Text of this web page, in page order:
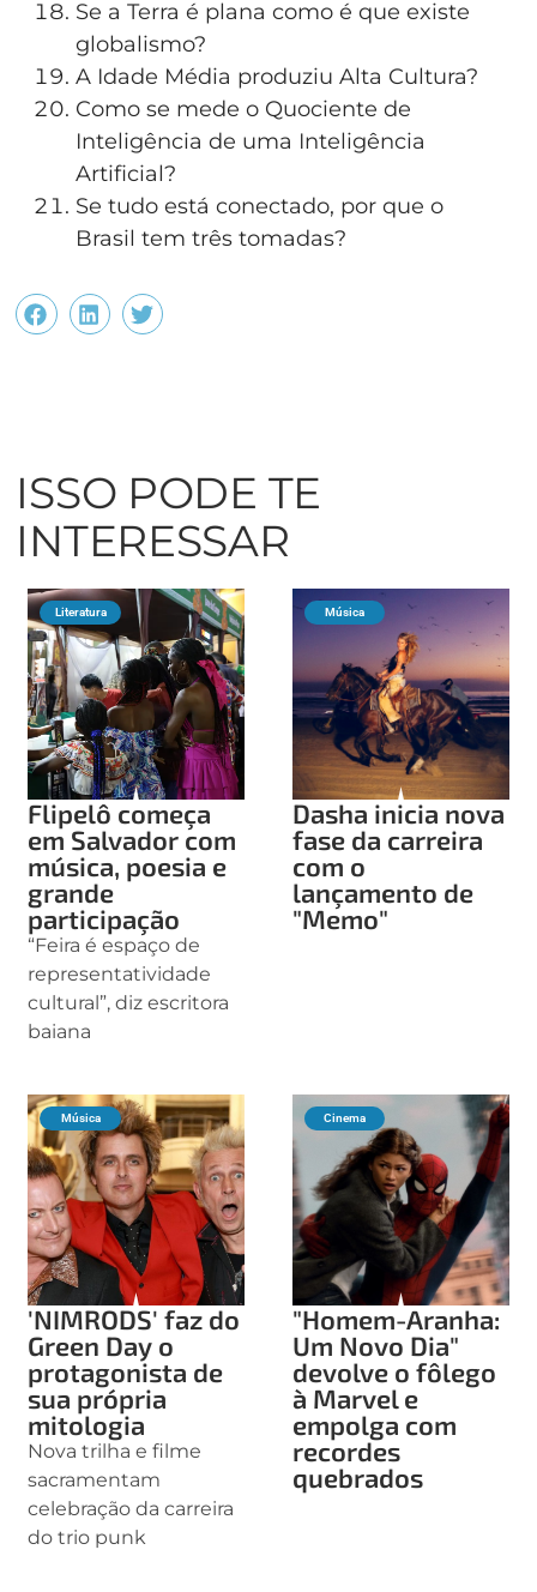
Se a Terra é plana como é que existe
globalismo?
A Idade Média produziu Alta Cultura?
Como se mede o Quociente de
Inteligência de uma Inteligência
Artificial?
Se tudo está conectado, por que o
Brasil tem três tomadas?
ISSO PODE TE
INTERESSAR
Literatura
Flipelô começa
em Salvador com
música, poesia e
grande
participação
“Feira é espaço de
representatividade
cultural”, diz escritora
baiana
Música
Dasha inicia nova
fase da carreira
com o
lançamento de
"Memo"
Música
'NIMRODS' faz do
Green Day o
protagonista de
sua própria
mitologia
Nova trilha e filme
sacramentam
celebração da carreira
do trio punk
Cinema
"Homem-Aranha:
Um Novo Dia"
devolve o fôlego
à Marvel e
empolga com
recordes
quebrados